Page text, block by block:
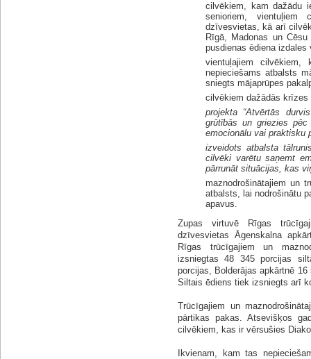
cilvēkiem, kam dažādu
senioriem, vientuļiem
dzīvesvietas, kā arī
Rīgā, Madonas un
pusdienas ēdiena
vientuļajiem
nepieciešams atbalsts
sniegts mājaprūpes
cilvēkiem dažādās krīzes
projekta “Atvērtās
grūtībās un griezies
emocionālu vai praktisku
izveidots atbalsta
cilvēki varētu saņemt
pārrunāt situācijas, kas
maznodrošinātajiem un
atbalsts, lai nodrošinātu
apavus.
Zupas virtuvē Rīgas
dzīvesvietas Āgenskalna
Rīgas trūcīgajiem un
izsniegtas 48 345 porcijas
porcijas, Bolderājas apkārtnē
Siltais ēdiens tiek izsniegts arī
Trūcīgajiem un
pārtikas pakas. Atsevišķos
cilvēkiem, kas ir vērsušies
Ikvienam, kam tas